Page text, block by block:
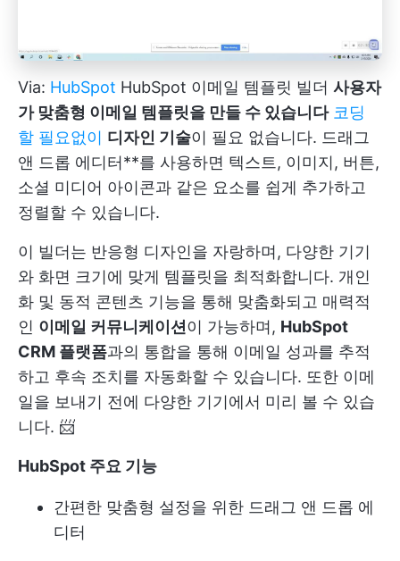
Via: HubSpot HubSpot 이메일 템플릿 빌더 사용자
가 맞춤형 이메일 템플릿을 만들 수 있습니다 코딩
할 필요없이 디자인 기술이 필요 없습니다. 드래그
앤 드롭 에디터**를 사용하면 텍스트, 이미지, 버튼,
소셜 미디어 아이콘과 같은 요소를 쉽게 추가하고
정렬할 수 있습니다.
이 빌더는 반응형 디자인을 자랑하며, 다양한 기기
와 화면 크기에 맞게 템플릿을 최적화합니다. 개인
화 및 동적 콘텐츠 기능을 통해 맞춤화되고 매력적
인 이메일 커뮤니케이션 이 가능하며, HubSpot
CRM 플랫폼과의 통합을 통해 이메일 성과를 추적
하고 후속 조치를 자동화할 수 있습니다. 또한 이메
일을 보내기 전에 다양한 기기에서 미리 볼 수 있습
니다. 📨
HubSpot 주요 기능
간편한 맞춤형 설정을 위한 드래그 앤 드롭 에
디터